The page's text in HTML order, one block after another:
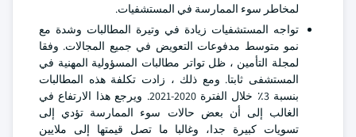
لمخاطر سوء الممارسة في المستشفيات.
تواجه المستشفيات زيادة في وتيرة المطالبات وشدة مع
نمو متوسط مدفوعات التعويض في جميع المجالات. وفقا
لمجلة التأمين ، ظل تواتر مطالبات المسؤولية المهنية في
المستشفى ثابتا. ومع ذلك ، زادت تكلفة هذه المطالبات
بنسبة 3٪ خلال الفترة 2020-2021. ويرجع هذا الارتفاع في
الغالب إلى أن بعض حالات سوء الممارسة تؤدي إلى
تسويات كبيرة جدا، وغالبا ما تصل قيمتها إلى ملايين